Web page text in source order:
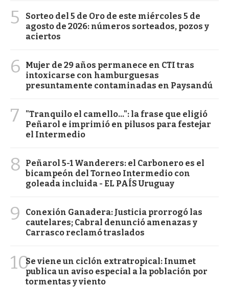
5
Sorteo del 5 de Oro de este miércoles 5 de
agosto de 2026: números sorteados, pozos y
aciertos
6
Mujer de 29 años permanece en CTI tras
intoxicarse con hamburguesas
presuntamente contaminadas en Paysandú
7
"Tranquilo el camello...": la frase que eligió
Peñarol e imprimió en pilusos para festejar
el Intermedio
8
Peñarol 5-1 Wanderers: el Carbonero es el
bicampeón del Torneo Intermedio con
goleada incluida - EL PAÍS Uruguay
9
Conexión Ganadera: Justicia prorrogó las
cautelares; Cabral denunció amenazas y
Carrasco reclamó traslados
10Se viene un ciclón extratropical: Inumet
publica un aviso especial a la población por
tormentas y viento